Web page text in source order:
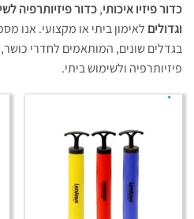
כדור פיזיו איכותי,כדור פיזיותרפיה
וגדולים לאימון ביתי או מקצועי. אנו
בגדלים שונים, המותאמים לחדרי כושר,
פיזיותרפיה ולשימוש ביתי.